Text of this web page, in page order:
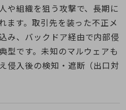
解決や
ます
や組織を狙う攻撃で、長期に
ます。取引先を装った不正メ
み、バックドア経由で内部侵
型です。未知のマルウェアも
侵入後の検知・遮断（出口対